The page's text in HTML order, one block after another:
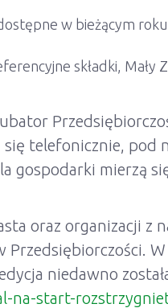
w bieżącym
składki, Mały
telefonicznie, pod
gospodarki mierzą
oraz organizacji z
Przedsiębiorczości. W
niedawno
na-start-